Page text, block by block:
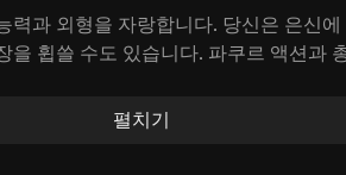
력과 외형을 자랑합니다. 당신은 은신
을 휩쓸 수도 있습니다. 파쿠르 액션과
중요한... 새로운 '파밍' 요소들이 당신
펼치기